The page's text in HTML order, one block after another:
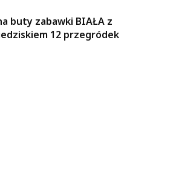
buty zabawki BIAŁA z
12 przegródek